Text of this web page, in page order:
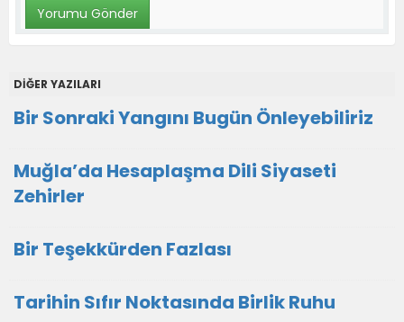
DİĞER YAZILARI
Bir Sonraki Yangını Bugün Önleyebiliriz
Muğla’da Hesaplaşma Dili Siyaseti
Zehirler
Bir Teşekkürden Fazlası
Tarihin Sıfır Noktasında Birlik Ruhu